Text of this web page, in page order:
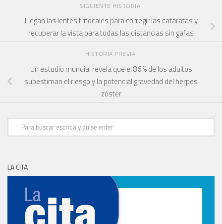
SIGUIENTE HISTORIA
Llegan las lentes trifocales para corregir las cataratas y
recuperar la vista para todas las distancias sin gafas
HISTORIA PREVIA
Un estudio mundial revela que el 86 % de los adultos
subestiman el riesgo y la potencial gravedad del herpes
zóster
LA CITA